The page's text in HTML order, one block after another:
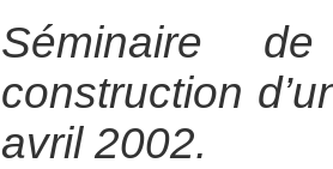
Séminaire
construction
avril 2002.